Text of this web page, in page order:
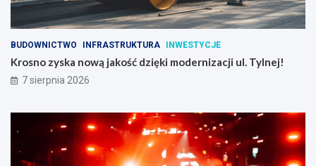
BUDOWNICTWO INFRASTRUKTURA INWESTYCJE
Krosno zyska nową jakość dzięki modernizacji ul. Tylnej!
7 sierpnia 2026